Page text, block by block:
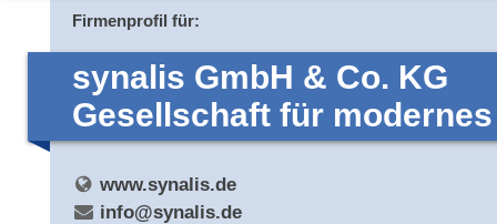
Firmenprofil für:
synalis GmbH & Co. KG
Gesellschaft für
www.synalis.de
info@synalis.de